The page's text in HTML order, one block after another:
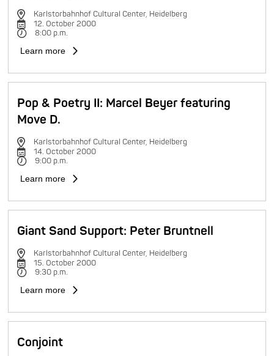
Karlstorbahnhof Cultural Center, Heidelberg
12. October 2000
8:00 p.m.
Learn more
Pop & Poetry II: Marcel Beyer featuring
Move D.
Karlstorbahnhof Cultural Center, Heidelberg
14. October 2000
9:00 p.m.
Learn more
Giant Sand Support: Peter Bruntnell
Karlstorbahnhof Cultural Center, Heidelberg
15. October 2000
9:30 p.m.
Learn more
Conjoint